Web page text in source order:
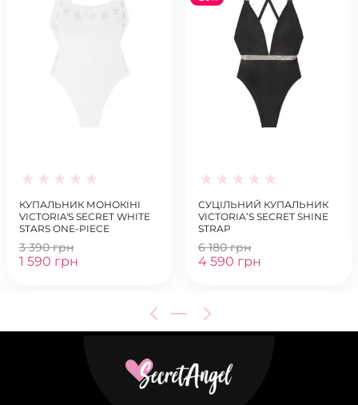
КУПАЛЬНИК МОНОКІНІ
VICTORIA'S SECRET WHITE
STARS ONE-PIECE
3 390 грн
1 590 грн
СУЦІЛЬНИЙ КУПАЛЬНИК
VICTORIA’S SECRET SHINE
STRAP
6 180 грн
4 590 грн